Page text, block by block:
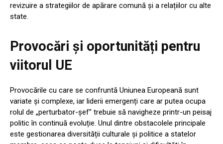
revizuire a strategiilor de apărare comună și a relațiilor cu alte
state.
Provocări și oportunități pentru
viitorul UE
Provocările cu care se confruntă Uniunea Europeană sunt
variate și complexe, iar liderii emergenți care ar putea ocupa
rolul de „perturbator-șef” trebuie să navigheze printr-un peisaj
politic în continuă evoluție. Unul dintre obstacolele principale
este gestionarea diversității culturale și politice a statelor